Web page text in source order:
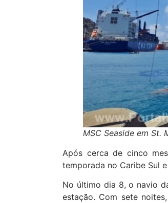
MSC Seaside em St.
Após cerca de cinco
temporada no Caribe Sul
No último dia 8, o navio
estação. Com sete